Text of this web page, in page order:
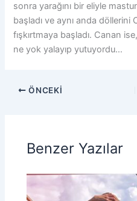
sonra yarağını bir eliyle
başladı ve aynı anda döllerini
fışkırtmaya başladı. Canan
ne yok yalayıp yutuyordu…
ÖNCEKI
Benzer Yazılar